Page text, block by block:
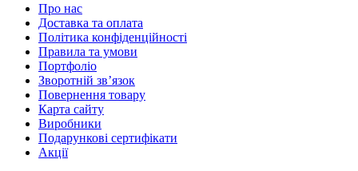
Про нас
Доставка та оплата
Політика конфіденційності
Правила та умови
Портфоліо
Зворотній зв’язок
Повернення товару
Карта сайту
Виробники
Подарункові сертифікати
Акції